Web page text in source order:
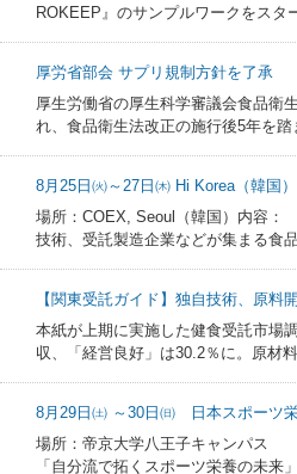
ROKEEP』のサンプルワークをス
厚労省部会 サプリ規制方針を了承
厚生労働省の厚生科学審議会食品衛
れ、食品衛生法改正の施行後5年を
8月25日㈫～27日㈭ Hi Korea（韓国）
場所：COEX, Seoul（韓国）内容：
技術、受託製造企業などが集まる食
【関東受託ガイド】独自技術、原料
本紙が上期に実施した健食受託市場
収、「経営良好」は30.2％に。原材
8月29日㈯ ～30日㈰ 日本スポーツ
場所：帝京大学八王子キャンパス
「自分流で拓くスポーツ栄養の未